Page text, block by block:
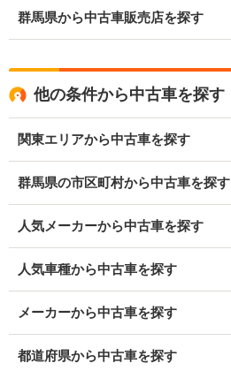
群馬県から中古車販売店を探す
他の条件から中古車を探す
関東エリアから中古車を探す
群馬県の市区町村から中古車を探す
人気メーカーから中古車を探す
人気車種から中古車を探す
メーカーから中古車を探す
都道府県から中古車を探す